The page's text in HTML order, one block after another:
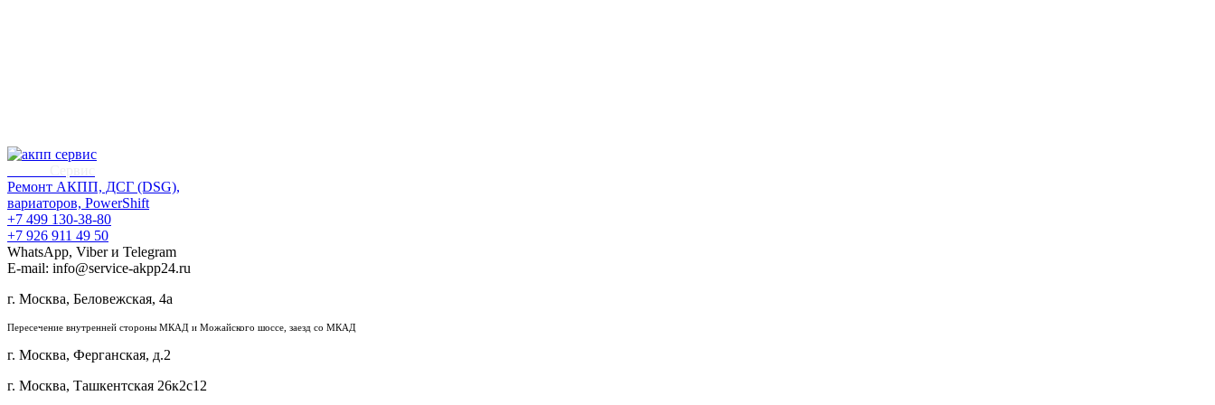
Ремонт АКПП, ДСГ (DSG),
вариаторов, PowerShift
+7 499 130-38-80
+7 926 911 49 50
WhatsApp, Viber и Telegram
E-mail: info@service-akpp24.ru
г. Москва, Беловежская, 4a
Пересечение внутренней стороны МКАД и Можайского шоссе, заезд со МКАД
г. Москва, Ферганская, д.2
г. Москва, Ташкентская 26к2с12